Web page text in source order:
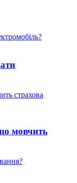
мовчить